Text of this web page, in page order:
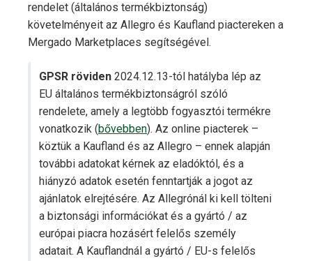
rendelet (általános termékbiztonság)
követelményeit az Allegro és Kaufland piactereken a
Mergado Marketplaces segítségével.
GPSR röviden 2024.12.13-tól hatályba lép az
EU általános termékbiztonságról szóló
rendelete, amely a legtöbb fogyasztói termékre
vonatkozik (bővebben). Az online piacterek –
köztük a Kaufland és az Allegro – ennek alapján
további adatokat kérnek az eladóktól, és a
hiányzó adatok esetén fenntartják a jogot az
ajánlatok elrejtésére. Az Allegrónál ki kell tölteni
a biztonsági információkat és a gyártó / az
európai piacra hozásért felelős személy
adatait. A Kauflandnál a gyártó / EU-s felelős